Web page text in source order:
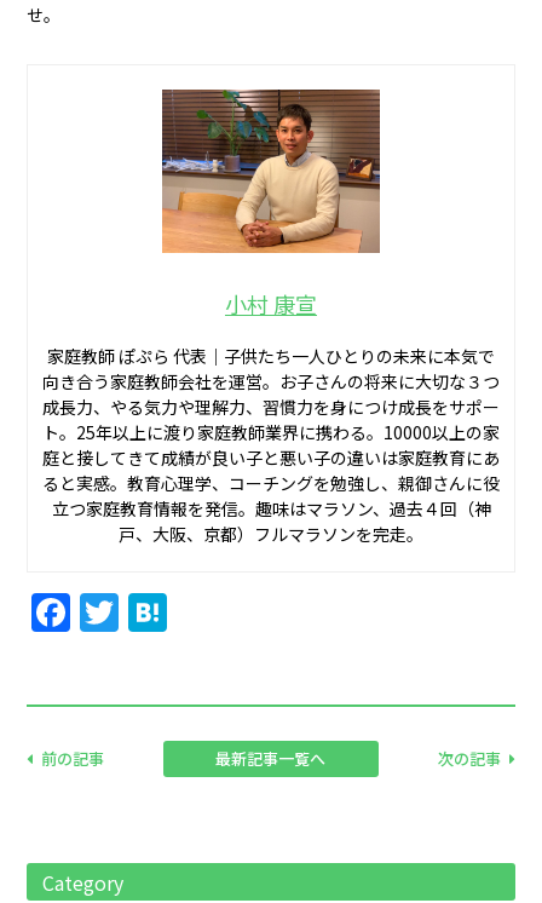
せ。
小村 康宣
家庭教師 ぽぷら 代表｜子供たち一人ひとりの未来に本気で
向き合う家庭教師会社を運営。お子さんの将来に大切な３つ
成長力、やる気力や理解力、習慣力を身につけ成長をサポー
ト。25年以上に渡り家庭教師業界に携わる。10000以上の家
庭と接してきて成績が良い子と悪い子の違いは家庭教育にあ
ると実感。教育心理学、コーチングを勉強し、親御さんに役
立つ家庭教育情報を発信。趣味はマラソン、過去４回（神
戸、大阪、京都）フルマラソンを完走。
Facebook
Twitter
前の記事 最新記事一覧へ 次の記事
Category